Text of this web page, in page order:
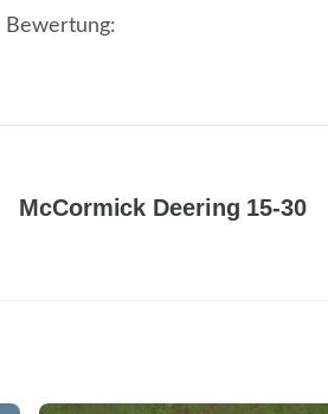
Bewertung:
McCormick Deering 15-30